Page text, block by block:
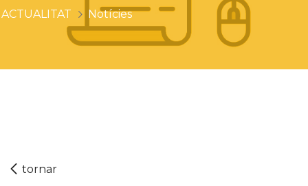
ACTUALITAT Notícies